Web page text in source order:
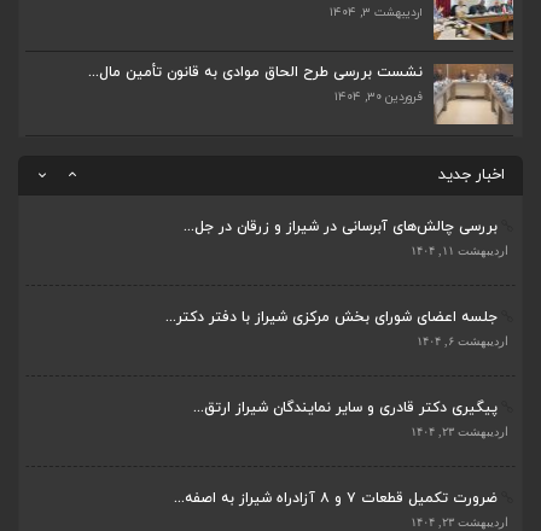
اردیبهشت ۳, ۱۴۰۴
نشست بررسی طرح الحاق موادی به قانون تأمین مال...
فروردین ۳۰, ۱۴۰۴
اخبار جدید
ضرورت تکمیل قطعات ۷ و ۸ آزادراه شیراز به اصفه...
اردیبهشت ۲۳, ۱۴۰۴
بررسی چالش‌های آبرسانی در شیراز و زرقان در جل...
اردیبهشت ۱۱, ۱۴۰۴
جلسه اعضای شورای بخش مرکزی شیراز با دفتر دکتر...
اردیبهشت ۶, ۱۴۰۴
پیگیری دکتر قادری و سایر نمایندگان شیراز ارتق...
اردیبهشت ۲۳, ۱۴۰۴
ضرورت تکمیل قطعات ۷ و ۸ آزادراه شیراز به اصفه...
اردیبهشت ۲۳, ۱۴۰۴
ضرورت تکمیل قطعات ۷ و ۸ آزادراه شیراز به اصفه...
قادری نماینده مردم شیراز و زرقان در مجلس شورا...
بررسی چالش‌های آبرسانی در شیراز و زرقان در جل...
جلسه اعضای شورای بخش مرکزی شیراز با دفتر دکتر...